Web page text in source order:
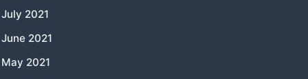
July 2021
June 2021
May 2021